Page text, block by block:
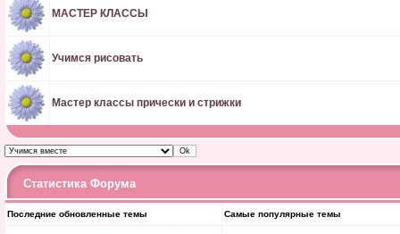
МАСТЕР КЛАССЫ
Учимся рисовать
Мастер классы прически и стрижки
Статистика Форума
Последние обновленные темы Самые популярные темы